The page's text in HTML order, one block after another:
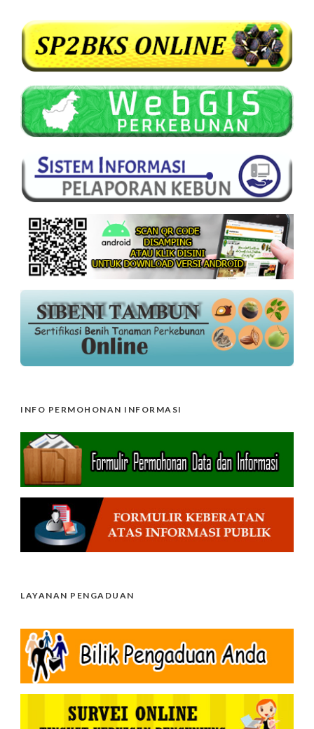
INFO PERMOHONAN INFORMASI
LAYANAN PENGADUAN